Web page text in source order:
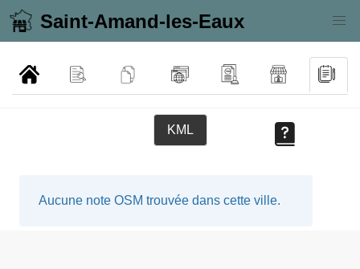
Saint-Amand-les-Eaux
KML
Aucune note OSM trouvée dans cette ville.